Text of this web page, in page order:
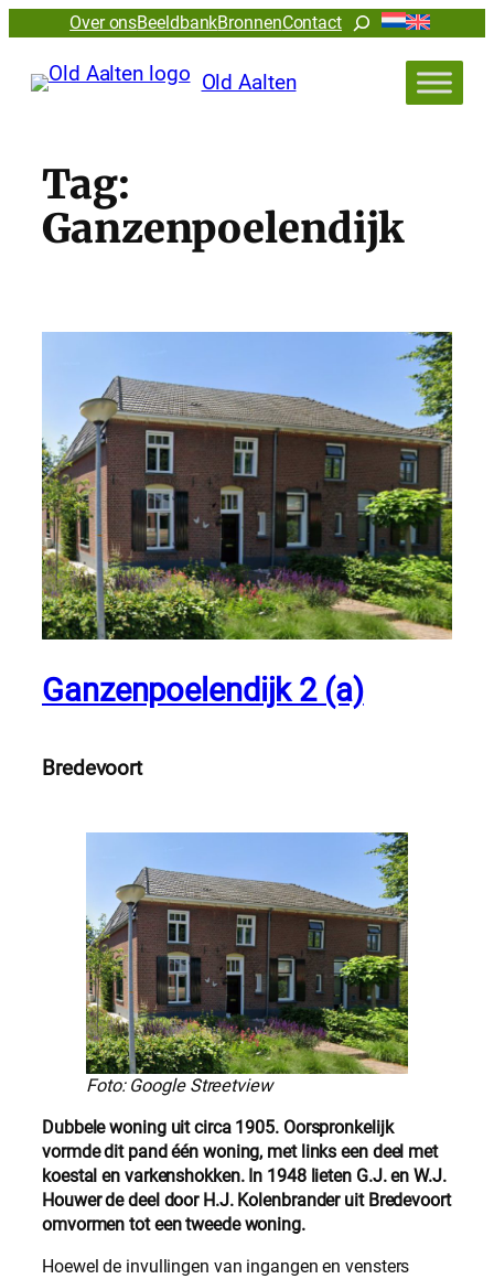
Over onsBeeldbankBronnenContactZoeken
Old Aalten
Tag:
Ganzenpoelendijk
Ganzenpoelendijk 2 (a)
Bredevoort
Foto: Google Streetview
Dubbele woning uit circa 1905. Oorspronkelijk
vormde dit pand één woning, met links een deel met
koestal en varkenshokken. In 1948 lieten G.J. en W.J.
Houwer de deel door H.J. Kolenbrander uit Bredevoort
omvormen tot een tweede woning.
Hoewel de invullingen van ingangen en vensters